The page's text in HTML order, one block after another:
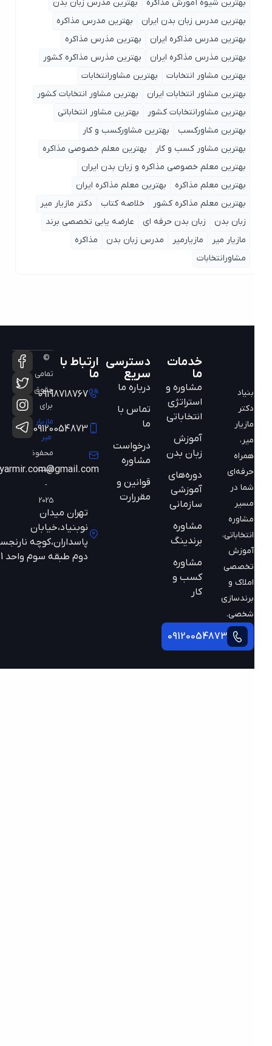
بهترین شیوه آمورش مذاکره
بهترین مدرس زبان بدن
بهترین مدرس زبان بدن ایران
بهترین مدرس مذاکره
بهترین مدرس مذاکره ایران
بهترین مذرس مذاکره
بهترین مذرس مذاکره ایران
بهترین مذرس مذاکره کشور
بهترین مشاور انتخابات
بهترین مشاورانتخابات
بهترین مشاور انتخابات ایران
بهترین مشاور انتخابات کشور
بهترین مشاورانتخابات کشور
بهترین مشاور انتخاباتی
بهترین مشاورکسب
بهترین مشاورکسب و کار
بهترین مشاور کسب و کار
بهترین معلم خصوصی مذاکره
بهترین معلم خصوصی مذاکره و زبان بدن ایران
بهترین معلم مذاکره
بهترین معلم مذاکره ایران
بهترین معلم مذاکره کشور
خلاصه کتاب
دکتر مازیار میر
زبان بدن
زبان بدن حرفه ای
عارضه یابی تخصصی برند
مازیار میر
مازیارمیر مدرس زبان بدن
مذاکره
مشاورانتخابات
مازیار
همراه
حرفه‌ای
شما در
مسیر
مشاوره
انتخاباتی،
آموزش
تخصصی
املاک و
برندسازی
شخصی.
09120054873
خدمات
مشاوره و
استراتژی
انتخاباتی
آموزش
زبان بدن
دوره‌های
آموزشی
سازمانی
مشاوره
برندینگ
مشاوره
کسب و
دسترسی
سریع
درباره ما
تماس با
ما
درخواست
مشاوره
قوانین و
مقررارت
ارتباط با
09198718767
09120054873
mazyarmir.com@gmail.com
تهران میدان
نوبنیاد،خیابان
پاسداران،کوچه نارنجستان
دوم طبقه سوم واحد 301
©
تمامی
حقوق
مازیار
محفوظ
است